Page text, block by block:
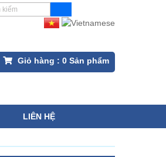
Giỏ hàng : 0 Sản phẩm
LIÊN HỆ